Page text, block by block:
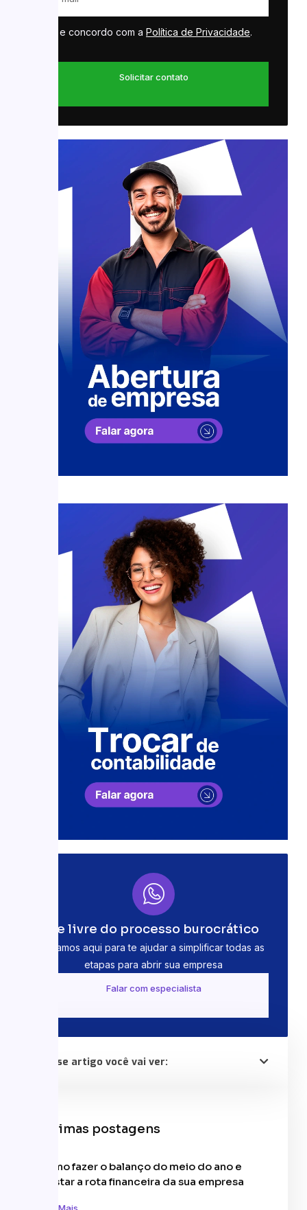
Li e concordo com a Política de Privacidade.
Solicitar contato
Se livre do processo burocrático
Estamos aqui para te ajudar a simplificar todas as
etapas para abrir sua empresa
Falar com especialista
Nesse artigo você vai ver:
Últimas postagens
Como fazer o balanço do meio do ano e
ajustar a rota financeira da sua empresa
Leia Mais